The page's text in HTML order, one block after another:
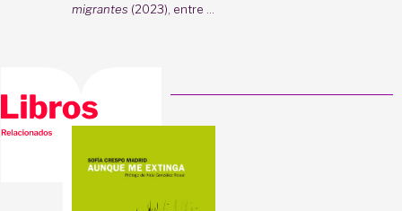
migrantes (2023), entre ...